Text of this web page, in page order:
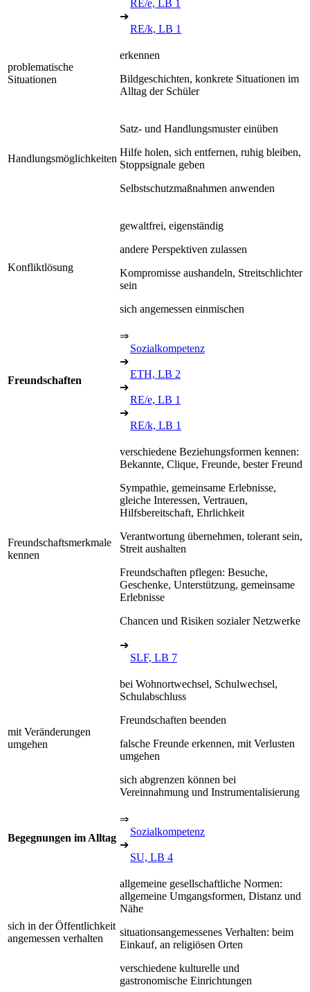
RE/e, LB 1
➔
RE/k, LB 1
problematische
Situationen
erkennen
Bildgeschichten, konkrete Situationen im
Alltag der Schüler
Handlungsmöglichkeiten
Satz- und Handlungsmuster einüben
Hilfe holen, sich entfernen, ruhig bleiben,
Stoppsignale geben
Selbstschutzmaßnahmen anwenden
Konfliktlösung
gewaltfrei, eigenständig
andere Perspektiven zulassen
Kompromisse aushandeln, Streitschlichter
sein
sich angemessen einmischen
Freundschaften
⇒
Sozialkompetenz
➔
ETH, LB 2
➔
RE/e, LB 1
➔
RE/k, LB 1
Freundschaftsmerkmale
kennen
verschiedene Beziehungsformen kennen:
Bekannte, Clique, Freunde, bester Freund
Sympathie, gemeinsame Erlebnisse,
gleiche Interessen, Vertrauen,
Hilfsbereitschaft, Ehrlichkeit
Verantwortung übernehmen, tolerant sein,
Streit aushalten
Freundschaften pflegen: Besuche,
Geschenke, Unterstützung, gemeinsame
Erlebnisse
Chancen und Risiken sozialer Netzwerke
➔
SLF, LB 7
mit Veränderungen
umgehen
bei Wohnortwechsel, Schulwechsel,
Schulabschluss
Freundschaften beenden
falsche Freunde erkennen, mit Verlusten
umgehen
sich abgrenzen können bei
Vereinnahmung und Instrumentalisierung
Begegnungen im Alltag
⇒
Sozialkompetenz
➔
SU, LB 4
sich in der Öffentlichkeit
angemessen verhalten
allgemeine gesellschaftliche Normen:
allgemeine Umgangsformen, Distanz und
Nähe
situationsangemessenes Verhalten: beim
Einkauf, an religiösen Orten
verschiedene kulturelle und
gastronomische Einrichtungen